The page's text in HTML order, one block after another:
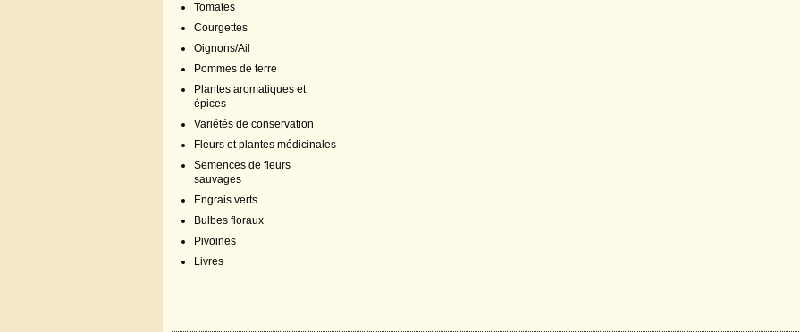
Tomates
Courgettes
Oignons/Ail
Pommes de terre
Plantes aromatiques et
épices
Variétés de conservation
Fleurs et plantes médicinales
Semences de fleurs
sauvages
Engrais verts
Bulbes floraux
Pivoines
Livres